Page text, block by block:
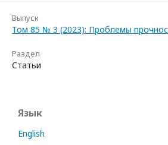
Выпуск
Том 85 № 3 (2023): Проблемы
Раздел
Статьи
Язык
English